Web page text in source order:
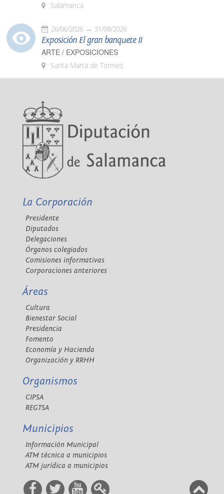
Salamanca
26/06/2026 31/08/2026
Exposición El gran banquete II
ARTE / EXPOSICIONES
Santa Marta de Tormes
La Corporación
Presidente
Diputados
Delegaciones
Órganos colegiados
Comisiones informativas
Corporaciones anteriores
Áreas
Cultura
Bienestar Social
Presidencia
Fomento
Economía y Hacienda
Organización y RRHH
Organismos
CIPSA
REGTSA
Municipios
Información Municipal
ATM técnica a municipios
ATM jurídica a municipios